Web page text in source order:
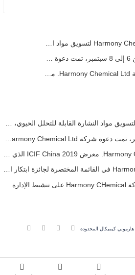
شركة Harmony Chemical لتسويق مواد النشارة القابلة للتحلل الحيوي، ودعم التنمية الخضراء في الزراعة
تم إدراج شركة Harmony Chemical في القائمة المختصرة لجائزة ابتكار البولي يوريثان CPI 2023
هارموني كيميكال المحدودة